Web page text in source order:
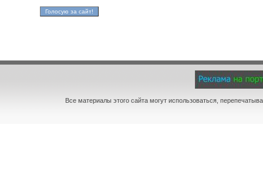
Все материалы этого сайта могут использоваться,